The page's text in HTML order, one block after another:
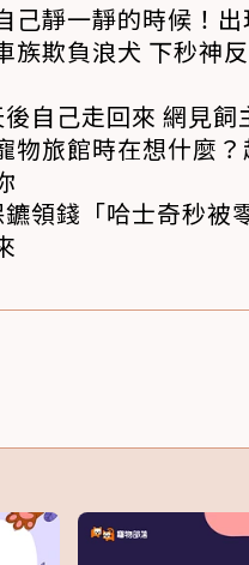
己靜一靜的時候！
族欺負浪犬 下秒神
自己走回來 網見
物旅館時在想什麼
領錢「哈士奇秒被